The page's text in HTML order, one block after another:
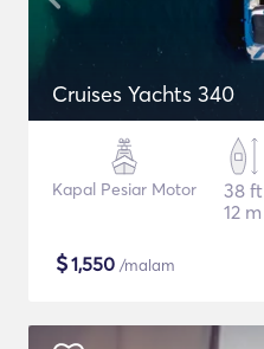
Cruises Yachts 340
Kapal Pesiar Motor
38 ft
12 m
$1,550 /malam